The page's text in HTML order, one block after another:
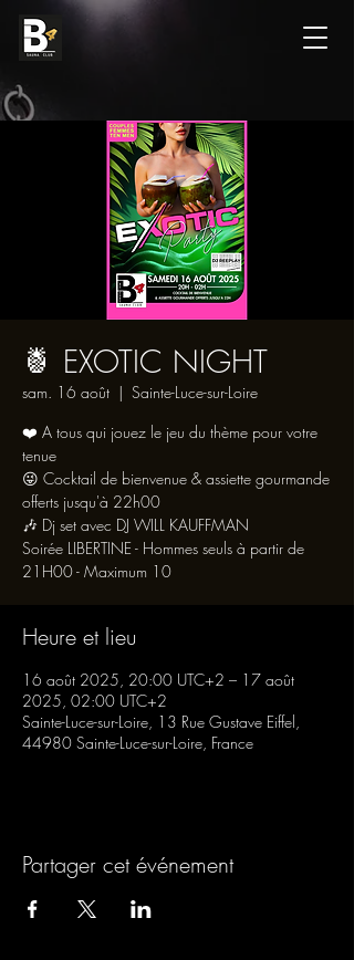
🍍 EXOTIC NIGHT
sam. 16 août
  |
Sainte-Luce-sur-Loire
❤️ A tous qui jouez le jeu du thème pour votre
tenue
😜 Cocktail de bienvenue & assiette gourmande
offerts jusqu'à 22h00
🎶 Dj set avec DJ WILL KAUFFMAN
Soirée LIBERTINE - Hommes seuls à partir de
21H00 - Maximum 10
Heure et lieu
16 août 2025, 20:00 UTC+2 – 17 août
2025, 02:00 UTC+2
Sainte-Luce-sur-Loire, 13 Rue Gustave Eiffel,
44980 Sainte-Luce-sur-Loire, France
Partager cet événement